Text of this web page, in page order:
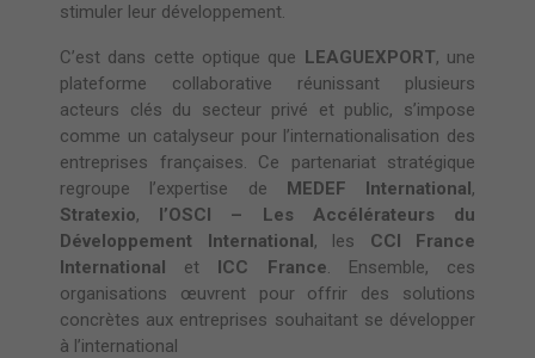
stimuler leur développement.
C’est dans cette optique que LEAGUEXPORT, une
plateforme collaborative réunissant plusieurs
acteurs clés du secteur privé et public, s’impose
comme un catalyseur pour l’internationalisation des
entreprises françaises. Ce partenariat stratégique
regroupe l’expertise de MEDEF International,
Stratexio, l’OSCI – Les Accélérateurs du
Développement International, les CCI France
International et ICC France. Ensemble, ces
organisations œuvrent pour offrir des solutions
concrètes aux entreprises souhaitant se développer
à l’international